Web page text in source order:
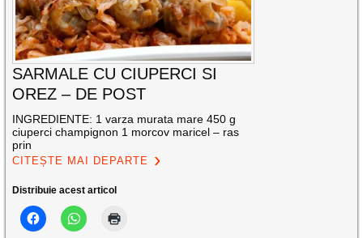
SARMALE CU CIUPERCI SI
OREZ – DE POST
INGREDIENTE: 1 varza murata mare 450 g
ciuperci champignon 1 morcov maricel – ras
prin
CITEȘTE MAI DEPARTE
Distribuie acest articol